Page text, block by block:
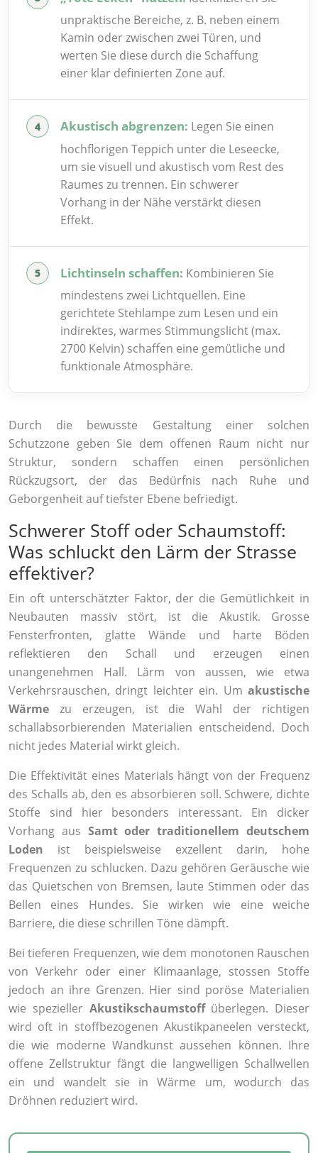
unpraktische Bereiche, z. B. neben einem
Kamin oder zwischen zwei Türen, und
werten Sie diese durch die Schaffung
einer klar definierten Zone auf.
Akustisch abgrenzen: Legen Sie einen
hochflorigen Teppich unter die Leseecke,
um sie visuell und akustisch vom Rest des
Raumes zu trennen. Ein schwerer
Vorhang in der Nähe verstärkt diesen
Effekt.
Lichtinseln schaffen: Kombinieren Sie
mindestens zwei Lichtquellen. Eine
gerichtete Stehlampe zum Lesen und ein
indirektes, warmes Stimmungslicht (max.
2700 Kelvin) schaffen eine gemütliche und
funktionale Atmosphäre.
Durch die bewusste Gestaltung einer solchen
Schutzzone geben Sie dem offenen Raum nicht nur
Struktur, sondern schaffen einen persönlichen
Rückzugsort, der das Bedürfnis nach Ruhe und
Geborgenheit auf tiefster Ebene befriedigt.
Schwerer Stoff oder Schaumstoff:
Was schluckt den Lärm der Strasse
effektiver?
Ein oft unterschätzter Faktor, der die Gemütlichkeit in
Neubauten massiv stört, ist die Akustik. Grosse
Fensterfronten, glatte Wände und harte Böden
reflektieren den Schall und erzeugen einen
unangenehmen Hall. Lärm von aussen, wie etwa
Verkehrsrauschen, dringt leichter ein. Um akustische
Wärme zu erzeugen, ist die Wahl der richtigen
schallabsorbierenden Materialien entscheidend. Doch
nicht jedes Material wirkt gleich.
Die Effektivität eines Materials hängt von der Frequenz
des Schalls ab, den es absorbieren soll. Schwere, dichte
Stoffe sind hier besonders interessant. Ein dicker
Vorhang aus Samt oder traditionellem deutschem
Loden ist beispielsweise exzellent darin, hohe
Frequenzen zu schlucken. Dazu gehören Geräusche wie
das Quietschen von Bremsen, laute Stimmen oder das
Bellen eines Hundes. Sie wirken wie eine weiche
Barriere, die diese schrillen Töne dämpft.
Bei tieferen Frequenzen, wie dem monotonen Rauschen
von Verkehr oder einer Klimaanlage, stossen Stoffe
jedoch an ihre Grenzen. Hier sind poröse Materialien
wie spezieller Akustikschaumstoffüberlegen. Dieser
wird oft in stoffbezogenen Akustikpaneelen versteckt,
die wie moderne Wandkunst aussehen können. Ihre
offene Zellstruktur fängt die langwelligen Schallwellen
ein und wandelt sie in Wärme um, wodurch das
Dröhnen reduziert wird.